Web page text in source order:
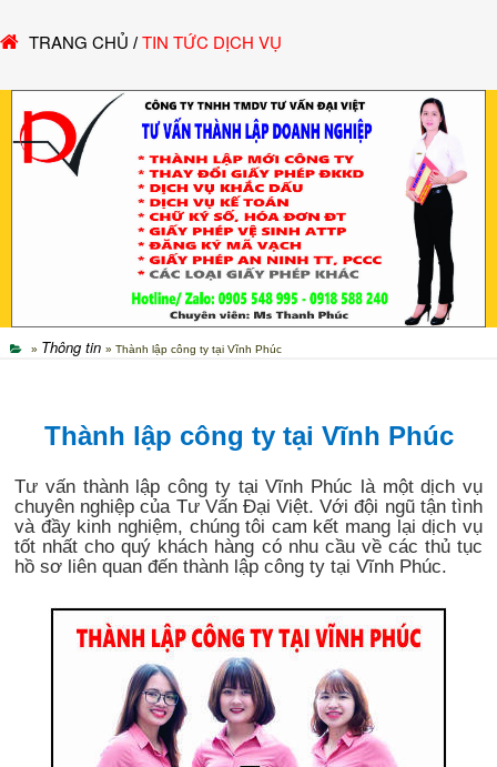
TRANG CHỦ / TIN TỨC DỊCH VỤ
» Thông tin » Thành lập công ty tại Vĩnh Phúc
Thành lập công ty tại Vĩnh Phúc
Tư vấn thành lập công ty tại Vĩnh Phúc là một dịch vụ
chuyên nghiệp của Tư Vấn Đại Việt. Với đội ngũ tận tình
và đầy kinh nghiệm, chúng tôi cam kết mang lại dịch vụ
tốt nhất cho quý khách hàng có nhu cầu về các thủ tục
hồ sơ liên quan đến thành lập công ty tại Vĩnh Phúc.